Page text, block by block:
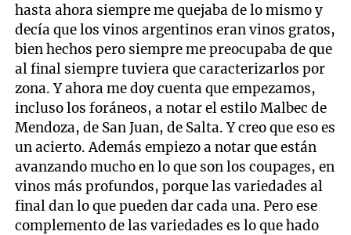
hasta ahora siempre me quejaba de lo mismo y
decía que los vinos argentinos eran vinos gratos,
bien hechos pero siempre me preocupaba de que
al final siempre tuviera que caracterizarlos por
zona. Y ahora me doy cuenta que empezamos,
incluso los foráneos, a notar el estilo Malbec de
Mendoza, de San Juan, de Salta. Y creo que eso es
un acierto. Además empiezo a notar que están
avanzando mucho en lo que son los coupages, en
vinos más profundos, porque las variedades al
final dan lo que pueden dar cada una. Pero ese
complemento de las variedades es lo que hado